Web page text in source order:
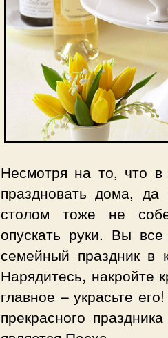
Несмотря на то, что
праздновать дома,
столом тоже не
опускать руки. Вы
семейный праздник в
Нарядитесь, накройте
главное – украсьте
прекрасного